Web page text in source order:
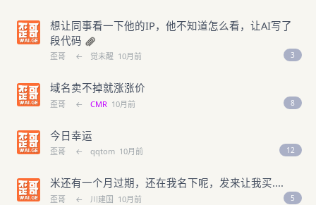
想让同事看一下他的IP，他不知道怎么看，让AI写了
段代码
歪哥 ← 觉未醒 10月前 3
域名卖不掉就涨涨价
歪哥 ← CMR 10月前 8
今日幸运
歪哥 ← qqtom 10月前 12
米还有一个月过期，还在我名下呢，发来让我买....
歪哥 ← 川建国 10月前 5